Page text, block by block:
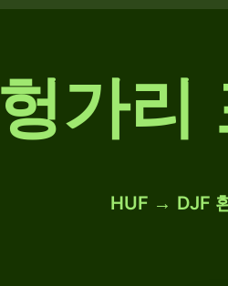
헝가리
HUF → DJF